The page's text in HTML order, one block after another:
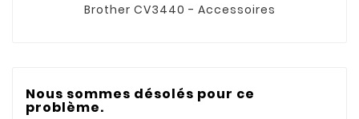
Brother CV3440 - Accessoires
Nous sommes désolés pour ce
problème.